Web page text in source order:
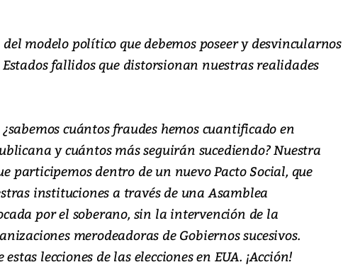
del modelo político que debemos poseer y desvincularnos
Estados fallidos que distorsionan nuestras realidades
cuántos fraudes hemos cuantificado en
y cuántos más seguirán sucediendo? Nuestra
participemos dentro de un nuevo Pacto Social, que
instituciones a través de una Asamblea
por el soberano, sin la intervención de la
merodeadoras de Gobiernos sucesivos.
lecciones de las elecciones en EUA. ¡Acción!